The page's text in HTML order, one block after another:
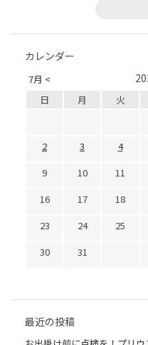
カレンダー
7月 <
日 月 火
2
3 4
9
10 11
16
17 18
23
24 25
30
31
最近の投稿